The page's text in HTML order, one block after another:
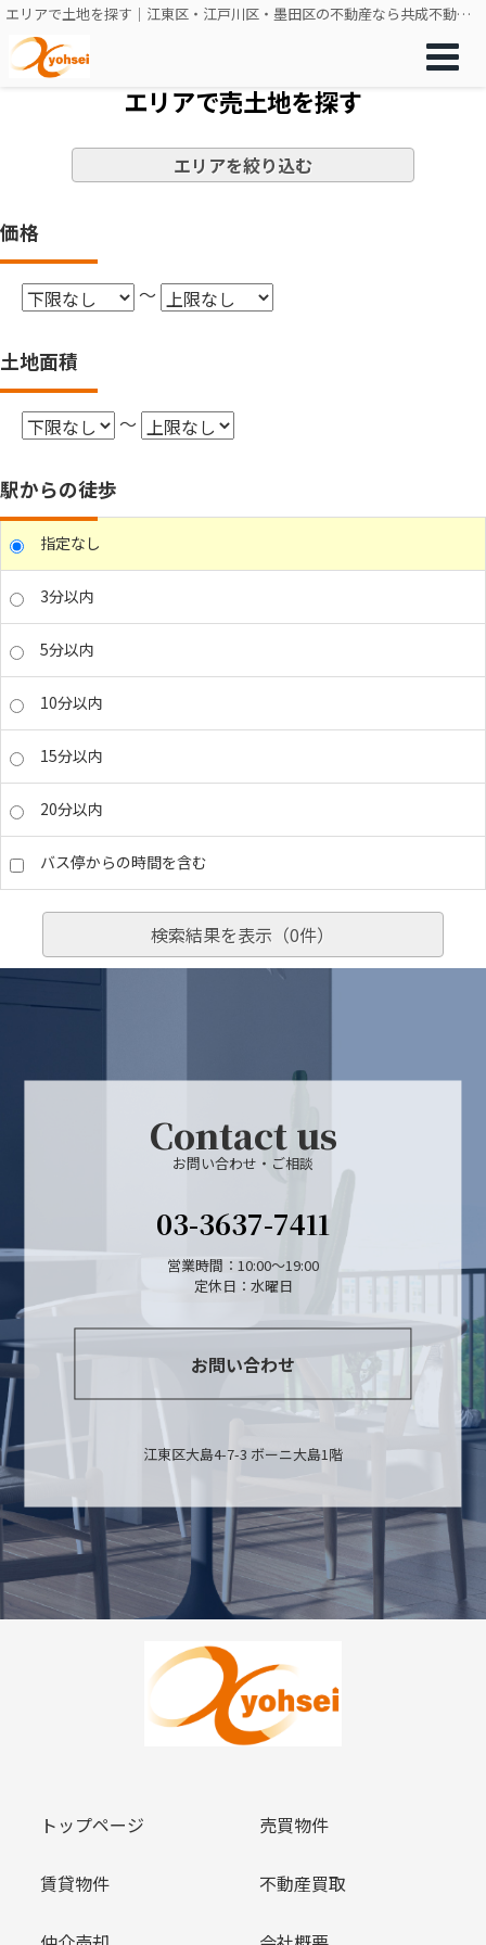
エリアで土地を探す｜江東区・江戸川区・墨田区の不動産なら共成不動産販売
エリアで売土地を探す
エリアを絞り込む
価格
～
土地面積
～
駅からの徒歩
指定なし
3分以内
5分以内
10分以内
15分以内
20分以内
バス停からの時間を含む
検索結果を表示（0件）
Contact us
お問い合わせ・ご相談
03-3637-7411
営業時間：10:00～19:00
定休日：水曜日
お問い合わせ
江東区大島4-7-3 ボーニ大島1階
トップページ 売買物件
賃貸物件 不動産買取